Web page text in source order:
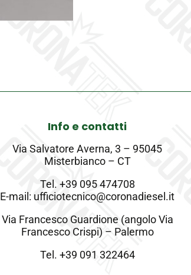
Info e contatti
Via Salvatore Averna, 3 – 95045
Misterbianco – CT
Tel. +39 095 474708
E-mail: ufficiotecnico@coronadiesel.it
Via Francesco Guardione (angolo Via
Francesco Crispi) – Palermo
Tel. +39 091 322464